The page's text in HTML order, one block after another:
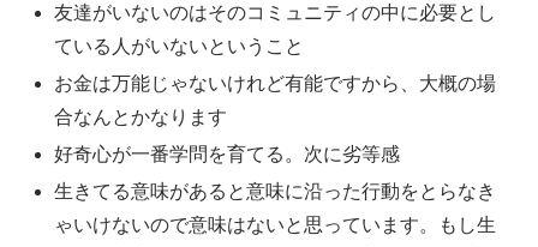
友達がいないのはそのコミュニティの中に必要とし
ている人がいないということ
お金は万能じゃないけれど有能ですから、大概の場
合なんとかなります
好奇心が一番学問を育てる。次に劣等感
生きてる意味があると意味に沿った行動をとらなき
ゃいけないので意味はないと思っています。もし生